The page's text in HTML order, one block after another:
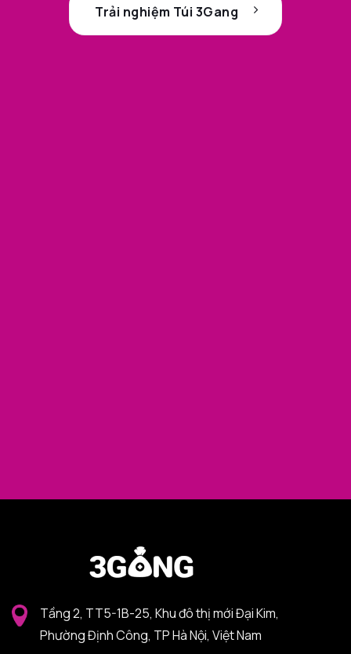
Trải nghiệm Túi 3Gang
Tầng 2, TT5-1B-25, Khu đô thị mới Đại Kim,
Phường Định Công, TP Hà Nội, Việt Nam